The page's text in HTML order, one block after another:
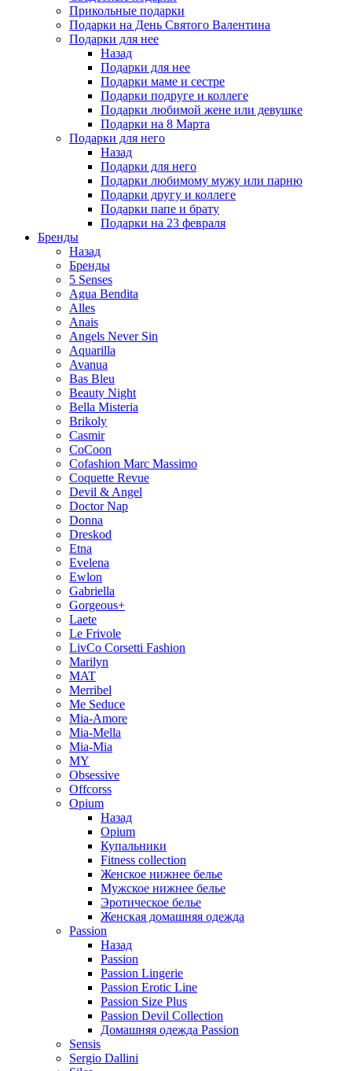
Прикольные подарки
Подарки на День Святого Валентина
Подарки для нее
Назад
Подарки для нее
Подарки маме и сестре
Подарки подруге и коллеге
Подарки любимой жене или девушке
Подарки на 8 Марта
Подарки для него
Назад
Подарки для него
Подарки любимому мужу или парню
Подарки другу и коллеге
Подарки папе и брату
Подарки на 23 февраля
Бренды
Назад
Бренды
5 Senses
Agua Bendita
Alles
Anais
Angels Never Sin
Aquarilla
Avanua
Bas Bleu
Beauty Night
Bella Misteria
Brikoly
Casmir
CoCoon
Cofashion Marc Massimo
Coquette Revue
Devil & Angel
Doctor Nap
Donna
Dreskod
Etna
Evelena
Ewlon
Gabriella
Gorgeous+
Laete
Le Frivole
LivCo Corsetti Fashion
Marilyn
MAT
Merribel
Me Seduce
Mia-Amore
Mia-Mella
Mia-Mia
MY
Obsessive
Offcorss
Opium
Назад
Opium
Купальники
Fitness collection
Женское нижнее белье
Мужское нижнее белье
Эротическое белье
Женская домашняя одежда
Passion
Назад
Passion
Passion Lingerie
Passion Erotic Line
Passion Size Plus
Passion Devil Collection
Домашняя одежда Passion
Sensis
Sergio Dallini